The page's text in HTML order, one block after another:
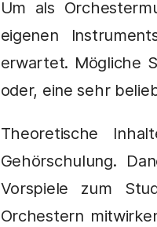
Um als
eigenen
erwartet. Mögliche
oder, eine sehr
Theoretische
Gehörschulung.
Vorspiele zum
Orchestern